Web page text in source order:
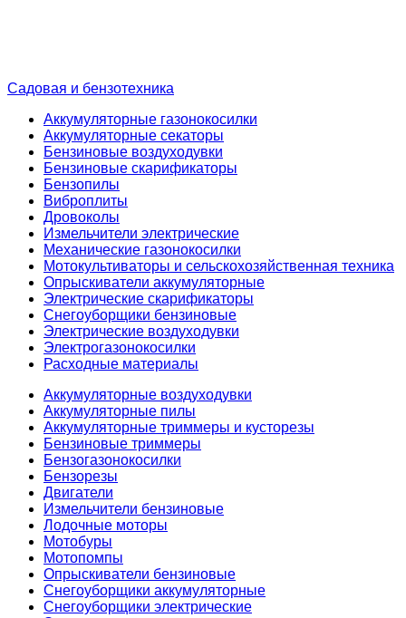
Садовая и бензотехника
Аккумуляторные газонокосилки
Аккумуляторные секаторы
Бензиновые воздуходувки
Бензиновые скарификаторы
Бензопилы
Виброплиты
Дровоколы
Измельчители электрические
Механические газонокосилки
Мотокультиваторы и сельскохозяйственная техника
Опрыскиватели аккумуляторные
Электрические скарификаторы
Снегоуборщики бензиновые
Электрические воздуходувки
Электрогазонокосилки
Расходные материалы
Аккумуляторные воздуходувки
Аккумуляторные пилы
Аккумуляторные триммеры и кусторезы
Бензиновые триммеры
Бензогазонокосилки
Бензорезы
Двигатели
Измельчители бензиновые
Лодочные моторы
Мотобуры
Мотопомпы
Опрыскиватели бензиновые
Снегоуборщики аккумуляторные
Снегоуборщики электрические